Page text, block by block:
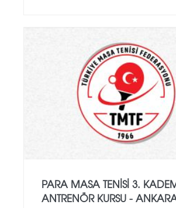
PARA MASA TENISI 3.
ANTRENÖR KURSU -